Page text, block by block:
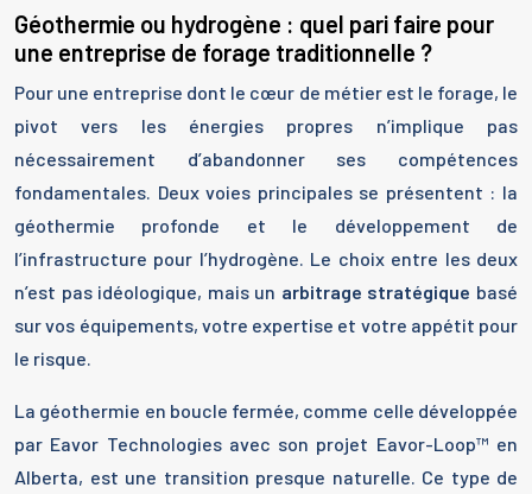
Géothermie ou hydrogène : quel pari faire pour
une entreprise de forage traditionnelle ?
Pour une entreprise dont le cœur de métier est le forage, le
pivot vers les énergies propres n’implique pas
nécessairement d’abandonner ses compétences
fondamentales. Deux voies principales se présentent : la
géothermie profonde et le développement de
l’infrastructure pour l’hydrogène. Le choix entre les deux
n’est pas idéologique, mais un arbitrage stratégique basé
sur vos équipements, votre expertise et votre appétit pour
le risque.
La géothermie en boucle fermée, comme celle développée
par Eavor Technologies avec son projet Eavor-Loop™ en
Alberta, est une transition presque naturelle. Ce type de